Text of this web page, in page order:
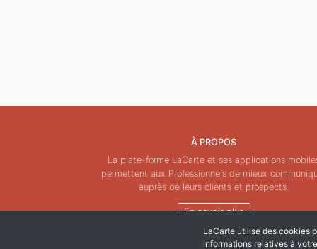
À PROPOS
La plate-forme LaCarte et ses applications
permettent aux Professionnels de mieux
auprès de leurs clients et prospects.
En savoir plus
LaCarte utilise des cookies
informations relatives à